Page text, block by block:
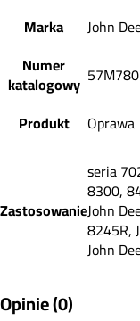
Marka
John
Numer
katalogowy
Produkt
Oprawa
Zastosowanie
seria
8300,
John
8245R,
John
Opinie (0)